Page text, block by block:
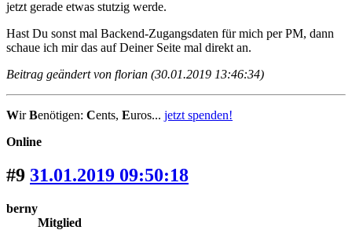
jetzt gerade etwas stutzig werde.
Hast Du sonst mal Backend-Zugangsdaten für mich per PM, dann
schaue ich mir das auf Deiner Seite mal direkt an.
Beitrag geändert von florian (30.01.2019 13:46:34)
WirBenötigen: Cents, Euros... jetzt spenden!
Online
#9 31.01.2019 09:50:18
berny
Mitglied